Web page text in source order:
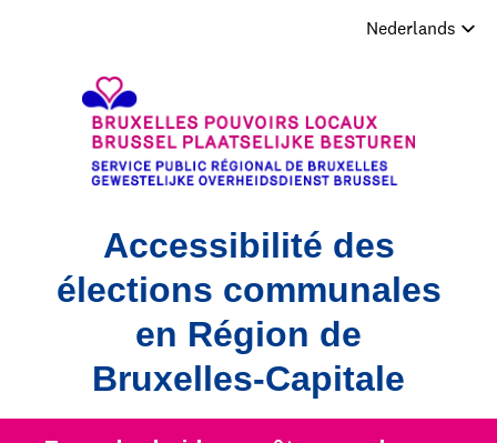
Accessibilité des
élections communales
en Région de
Bruxelles-Capitale